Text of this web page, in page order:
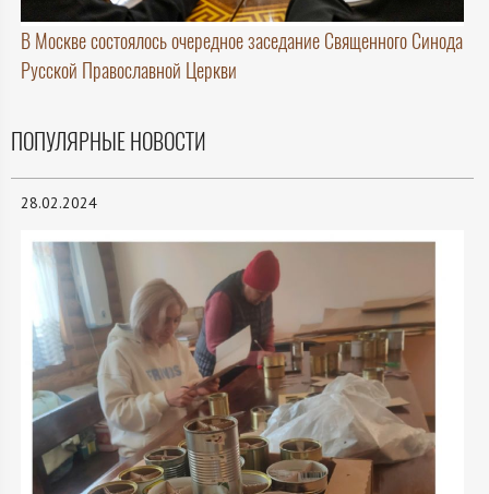
В Москве состоялось очередное заседание Священного Синода
Русской Православной Церкви
ПОПУЛЯРНЫЕ НОВОСТИ
28.02.2024